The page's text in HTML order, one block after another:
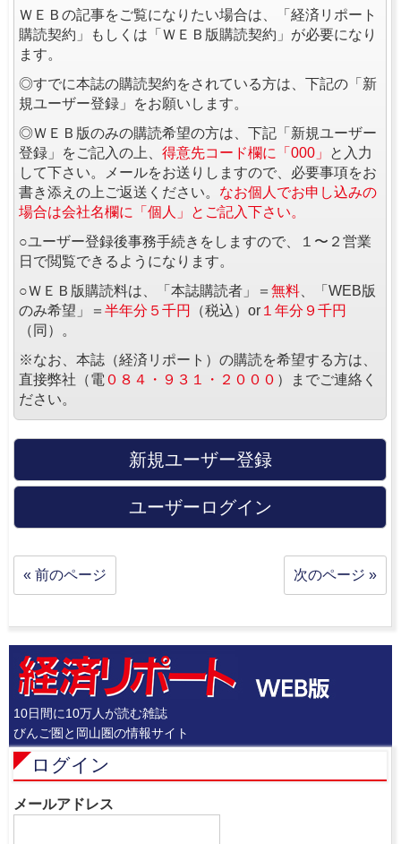
ＷＥＢの記事をご覧になりたい場合は、「経済リポート
購読契約」もしくは「ＷＥＢ版購読契約」が必要になり
ます。
◎すでに本誌の購読契約をされている方は、下記の「新
規ユーザー登録」をお願いします。
◎ＷＥＢ版のみの購読希望の方は、下記「新規ユーザー
登録」をご記入の上、 得意先コード欄に「000」
と入力
して下さい。メールをお送りしますので、必要事項をお
書き添えの上ご返送ください。 なお個人でお申し込みの
場合は会社名欄に「個人」とご記入下さい。
○ユーザー登録後事務手続きをしますので、１〜２営業
日で閲覧できるようになります。
○ＷＥＢ版購読料は、「本誌購読者」＝ 無料 、「WEB版
のみ希望」＝ 半年分５千円 （税込）or １年分９千円
（同）。
※なお、本誌（経済リポート）の購読を希望する方は、
直接弊社（電 ０８４・９３１・２０００ ）までご連絡く
ださい。
新規ユーザー登録
ユーザーログイン
« 前のページ 次のページ »
10日間に10万人が読む雑誌
びんご圏と岡山圏の情報サイト
ログイン
メールアドレス